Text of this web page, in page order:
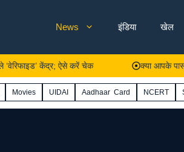
News इंडिया खेल
केंद्र; ऐसे करें चेक क्या आपके पास भी हैं दो
Movies UIDAI Aadhaar Card NCERT